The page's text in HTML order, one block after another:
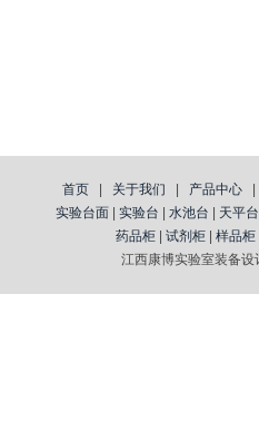
首页 关于我们 产品中心
实验台面
实验台 水池台
天平台
药品柜
试剂柜 样品柜
江西康博实验室装备